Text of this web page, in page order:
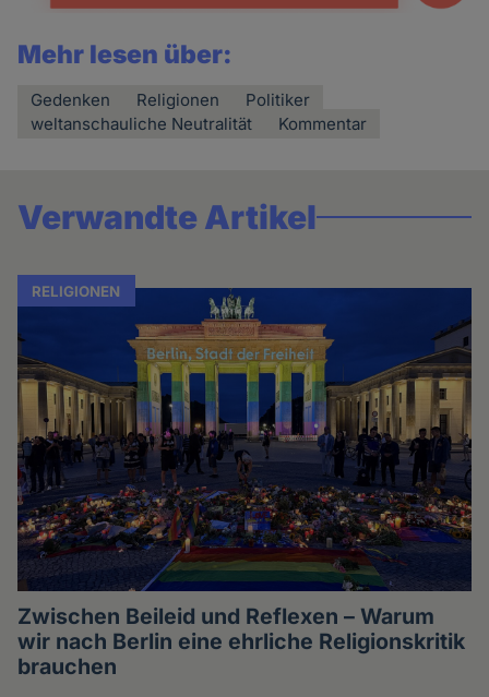
Mehr lesen über:
Gedenken Religionen
Politiker
weltanschauliche Neutralität
Kommentar
Verwandte Artikel
RELIGIONEN
Zwischen Beileid und Reflexen – Warum
wir nach Berlin eine ehrliche Religionskritik
brauchen